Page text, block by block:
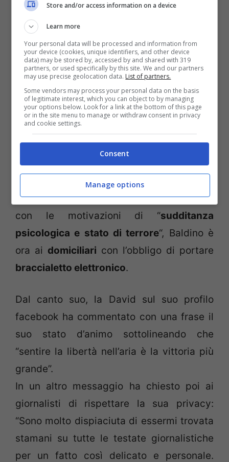
una pistola, armi regolarmente dichiarate,
ma che secondo il giudice, vi poteva
essere il rischio che venissero usate contro
la donna.
Alla fine, David è riuscita a farsi coraggio e
a denunciare l’uomo con tanto di referti
medici che mostrano lividi ed ecchimosi.
L’arresto di Baldino è scattato dopo che
l’uomo avrebbe tentato di investirla. Su
ordinanza del pmCristiana Macchiusi
procuratore aggiuntoMaria Monteleone
con le motivazioni di “sudditanza
psicologica e stato di terrore“, Baldino è
ora ai domiciliari con l’obbligo di portare
braccialetto elettronico.
Dal canto suo, la David sul suo profilo
facebook ha commentato con una frase il
suo stato d’animo sottolineando che
“sentire la libertà nell’aria è la vittoria più
grande”.
In un altro messaggio ha chiesto poi ai
giornalisti di rispettare la sua privacy:
“Sono molto dispiaciuta di essermi trovata
stamani su tutte le testate giornalistiche
per un fatto così delicato e personale.
Store and/or access information on a device
Learn more
Your personal data will be processed and information from
your device (cookies, unique identifiers, and other device
data) may be stored by, accessed by and shared with 319
partners, or used specifically by this site. We and our partners
may use precise geolocation data. List of partners.
Some vendors may process your personal data on the basis
of legitimate interest, which you can object to by managing
your options below. Look for a link at the bottom of this page
or in the site menu to manage or withdraw consent in privacy
and cookie settings.
Consent
Manage options